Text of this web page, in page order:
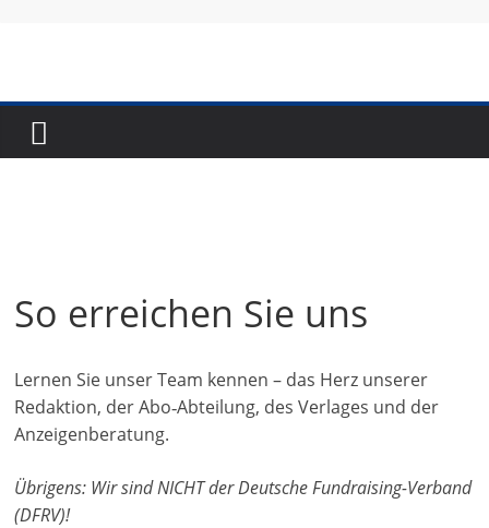
Fundraising-
a
n
h
m
So erreichen Sie uns
Lernen Sie unser Team kennen – das Herz unserer
Redaktion, der Abo‑Abteilung, des Verlages und der
Anzeigenberatung.
Übrigens: Wir sind NICHT der Deutsche Fundraising-Verband
(DFRV)!